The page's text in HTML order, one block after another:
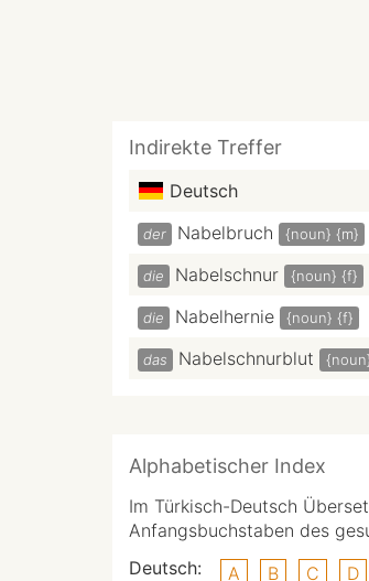
Indirekte Treffer
Deutsch
der Nabelbruch {noun} {m}
die Nabelschnur {noun} {f}
die Nabelhernie {noun} {f}
das Nabelschnurblut
Alphabetischer Index
Im Türkisch-Deutsch
Anfangsbuchstaben des
Deutsch:
A B C D